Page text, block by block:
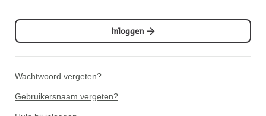
Inloggen
Wachtwoord vergeten?
Gebruikersnaam vergeten?